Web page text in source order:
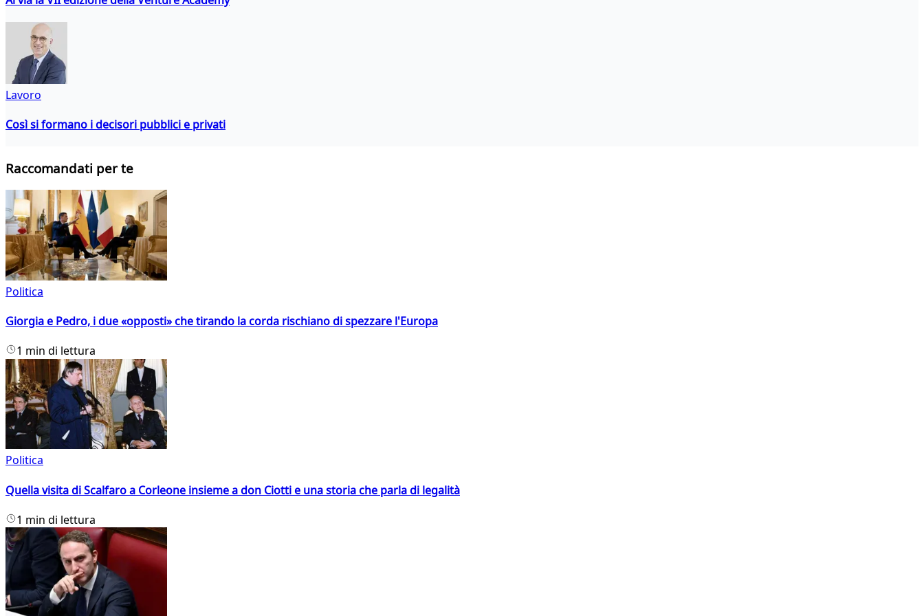
Lavoro
Così si formano i decisori pubblici e privati
Raccomandati per te
Politica
Giorgia e Pedro, i due «opposti» che tirando la corda rischiano di spezzare l'Europa
1 min di lettura
Politica
Quella visita di Scalfaro a Corleone insieme a don Ciotti e una storia che parla di legalità
1 min di lettura